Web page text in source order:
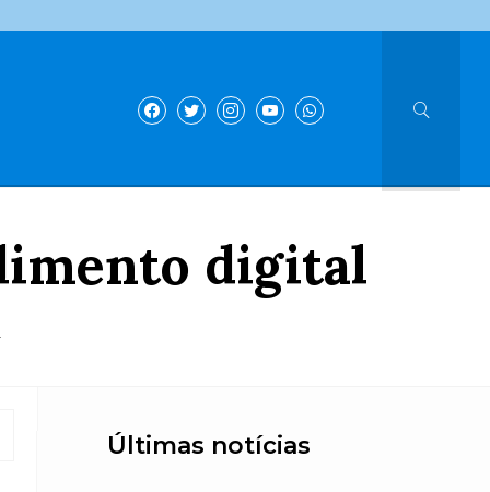
digital
Últimas notícias